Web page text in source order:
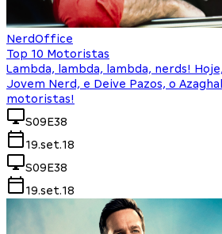
NerdOffice
Top 10 Motoristas
Lambda, lambda, lambda, nerds!
Jovem Nerd, e Deive Pazos, o
motoristas!
S09E38
19.set.18
S09E38
19.set.18